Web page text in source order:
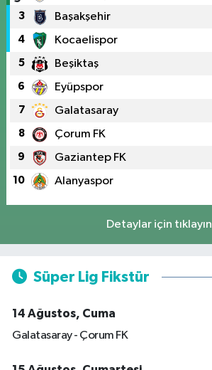
3 Başakşehir
4 Kocaelispor
5 Beşiktaş
6 Eyüpspor
7 Galatasaray
8 Çorum FK
9 Gaziantep FK
10 Alanyaspor
Detaylar için tıklayın
Süper Lig Fikstür
14 Ağustos, Cuma
Galatasaray - Çorum FK